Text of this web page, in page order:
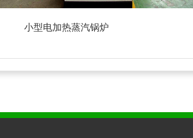
小型电加热蒸汽锅炉